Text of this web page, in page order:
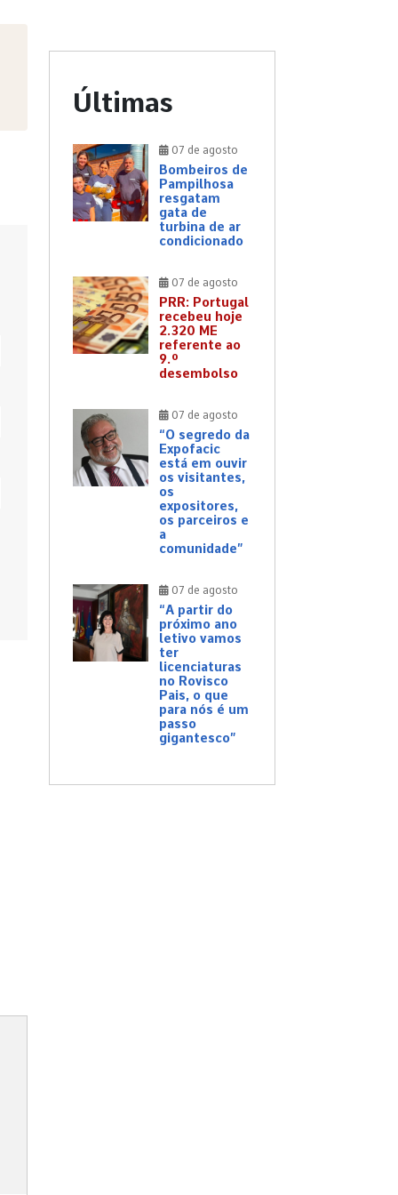
Últimas
07 de agosto
Bombeiros de
Pampilhosa
resgatam
gata de
turbina de ar
condicionado
07 de agosto
PRR: Portugal
recebeu hoje
2.320 ME
referente ao
9.º
desembolso
07 de agosto
“O segredo da
Expofacic
está em ouvir
os visitantes,
os
expositores,
os parceiros e
a
comunidade”
07 de agosto
“A partir do
próximo ano
letivo vamos
ter
licenciaturas
no Rovisco
Pais, o que
para nós é um
passo
gigantesco”